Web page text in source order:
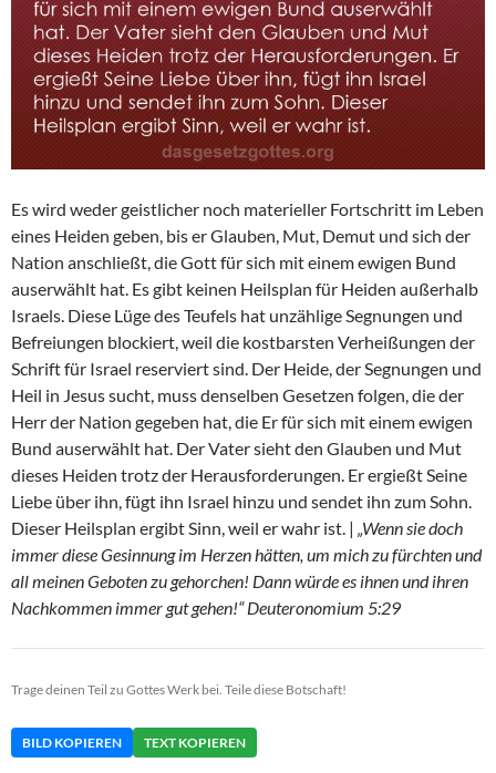
Es wird weder geistlicher noch materieller Fortschritt im Leben
eines Heiden geben, bis er Glauben, Mut, Demut und sich der
Nation anschließt, die Gott für sich mit einem ewigen Bund
auserwählt hat. Es gibt keinen Heilsplan für Heiden außerhalb
Israels. Diese Lüge des Teufels hat unzählige Segnungen und
Befreiungen blockiert, weil die kostbarsten Verheißungen der
Schrift für Israel reserviert sind. Der Heide, der Segnungen und
Heil in Jesus sucht, muss denselben Gesetzen folgen, die der
Herr der Nation gegeben hat, die Er für sich mit einem ewigen
Bund auserwählt hat. Der Vater sieht den Glauben und Mut
dieses Heiden trotz der Herausforderungen. Er ergießt Seine
Liebe über ihn, fügt ihn Israel hinzu und sendet ihn zum Sohn.
Dieser Heilsplan ergibt Sinn, weil er wahr ist. | „Wenn sie doch
immer diese Gesinnung im Herzen hätten, um mich zu fürchten und
all meinen Geboten zu gehorchen! Dann würde es ihnen und ihren
Nachkommen immer gut gehen!“ Deuteronomium 5:29
Trage deinen Teil zu Gottes Werk bei. Teile diese Botschaft!
BILD KOPIEREN TEXT KOPIEREN